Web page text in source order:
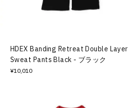
HDEX Banding Retreat Double Layer
Sweat Pants Black - ブラック
¥10,010